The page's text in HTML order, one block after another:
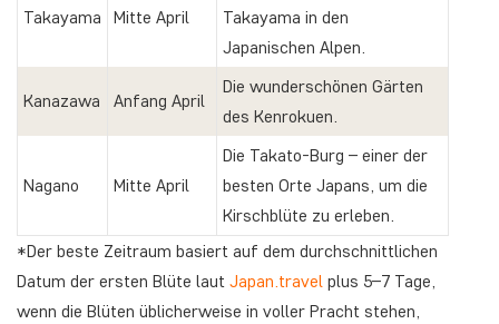
Takayama Mitte April
Takayama in den
Japanischen Alpen.
Kanazawa Anfang April
Die wunderschönen Gärten
des Kenrokuen.
Nagano Mitte April
Die Takato-Burg – einer der
besten Orte Japans, um die
Kirschblüte zu erleben.
*Der beste Zeitraum basiert auf dem durchschnittlichen
Datum der ersten Blüte laut Japan.travel plus 5–7 Tage,
wenn die Blüten üblicherweise in voller Pracht stehen,